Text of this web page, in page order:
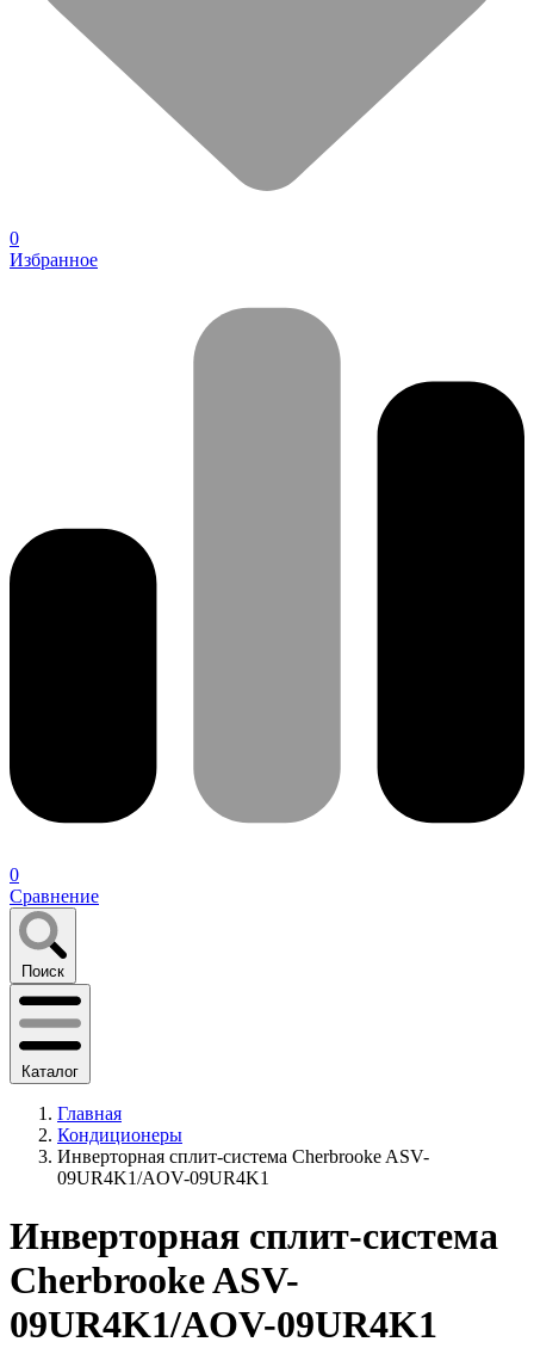
0
Избранное
0
Сравнение
Поиск
Каталог
Главная
Кондиционеры
Инверторная сплит-система Cherbrooke ASV-
09UR4K1/AOV-09UR4K1
Инверторная сплит-система
Cherbrooke ASV-
09UR4K1/AOV-09UR4K1